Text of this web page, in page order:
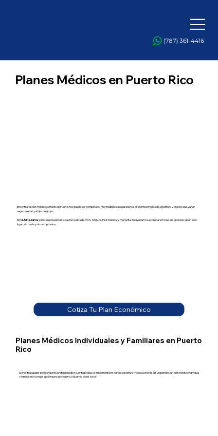
(787) 361-4416
Planes Médicos en Puerto Rico
Encontrar el plan médico correcto en Puerto Rico puede ser complicado. Hay múltiples aseguradoras, diferentes niveles de cobertura y precios que varían
según la edad y el tipo de grupo.
EnCLB Insurancesomos representantes autorizados de MCS, Triple-S, First Medical y Menonita. Te ayudamos a comparar todas las opciones en un solo
lugar, sin costo y sin compromiso.
Cotiza Tu Plan Económico
Planes Médicos Individuales y Familiares en Puerto
Rico
Si eres trabajador independiente, profesional por cuenta propia, o simplemente no tienes cobertura médica a través de un patrono, un plan médico individual
o familiar es tu mejor opción para proteger tu salud y la de los tuyos